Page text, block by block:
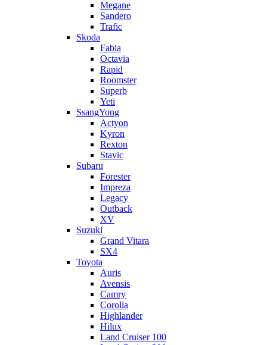
Megane
Sandero
Trafic
Skoda
Fabia
Octavia
Rapid
Roomster
Superb
Yeti
SsangYong
Actyon
Kyron
Rexton
Stavic
Subaru
Forester
Impreza
Legacy
Outback
XV
Suzuki
Grand Vitara
SX4
Toyota
Auris
Avensis
Camry
Corolla
Highlander
Hilux
Land Cruiser 100